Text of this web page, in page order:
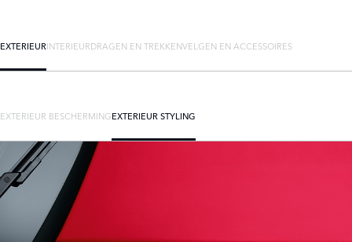
EXTERIEURINTERIEURDRAGEN EN TREKKENVELGEN EN ACCESSOIRES
EXTERIEUR BESCHERMINGEXTERIEUR STYLING